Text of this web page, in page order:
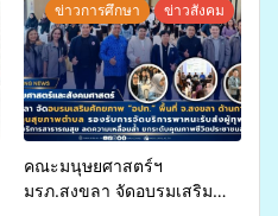
ข่าวการศึกษา ข่าวสังคม
คณะมนุษยศาสตร์ฯ
มรภ.สงขลา จัดอบรมเสริม